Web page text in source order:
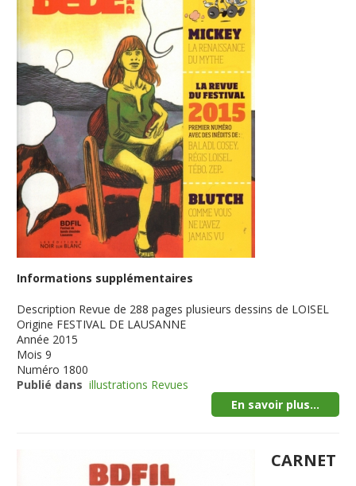
Informations supplémentaires
Description Revue de 288 pages plusieurs dessins de LOISEL
Origine FESTIVAL DE LAUSANNE
Année 2015
Mois 9
Numéro 1800
Publié dans illustrations Revues
En savoir plus...
CARNET